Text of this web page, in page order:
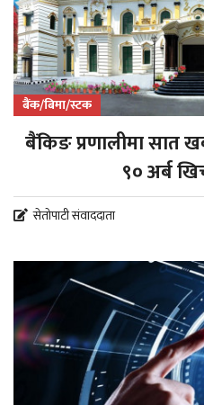
बैंक/बिमा/स्टक
बैंकिङ प्रणालीमा सात
९० अर्ब
सेतोपाटी संवाददाता